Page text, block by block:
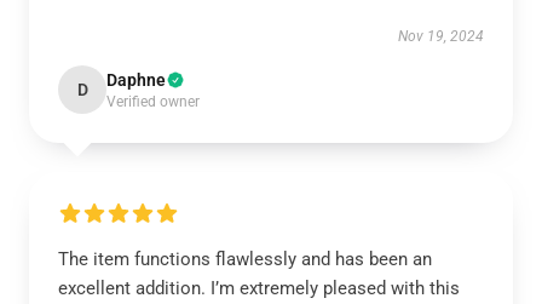
Nov 19, 2024
D Daphne
Verified owner
The item functions flawlessly and has been an
excellent addition. I’m extremely pleased with this